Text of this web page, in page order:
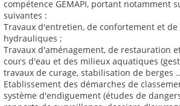
compétence GEMAPI, portant notamment
suivantes :
Travaux d'entretien, de confortement et
hydrauliques ;
Travaux d'aménagement, de restauration
cours d'eau et des milieux aquatiques
travaux de curage, stabilisation de berges
Etablissement des démarches de
système d'endiguement (études de